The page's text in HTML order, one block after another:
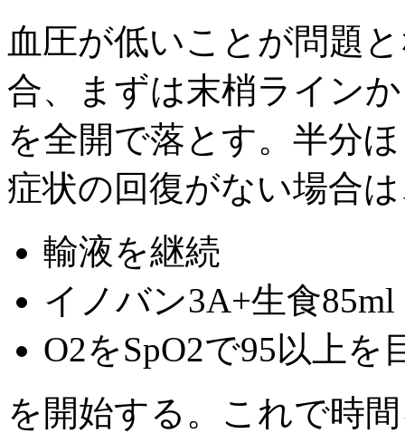
血圧が低いことが問題
合、まずは末梢ライン
を全開で落とす。半分
症状の回復がない場合
輸液を継続
イノバン3A+生食
O2をSpO2で95以上を
を開始する。これで時